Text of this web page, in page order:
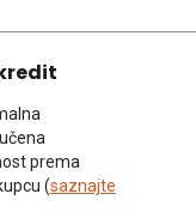
prema
(saznajte